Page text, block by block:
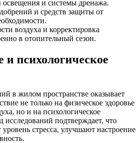
освещения и системы дренажа.
и средств защиты от
воздуха и корректировка
в отопительный сезон.
и психологическое
в жилом пространстве оказывает
не только на физическое здоровье
но и на психологическое
исследований подтверждает, что
стресса, улучшают настроение